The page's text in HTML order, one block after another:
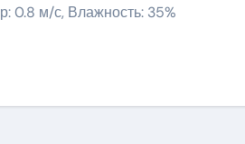
0.8 м/с, Влажность: 35%